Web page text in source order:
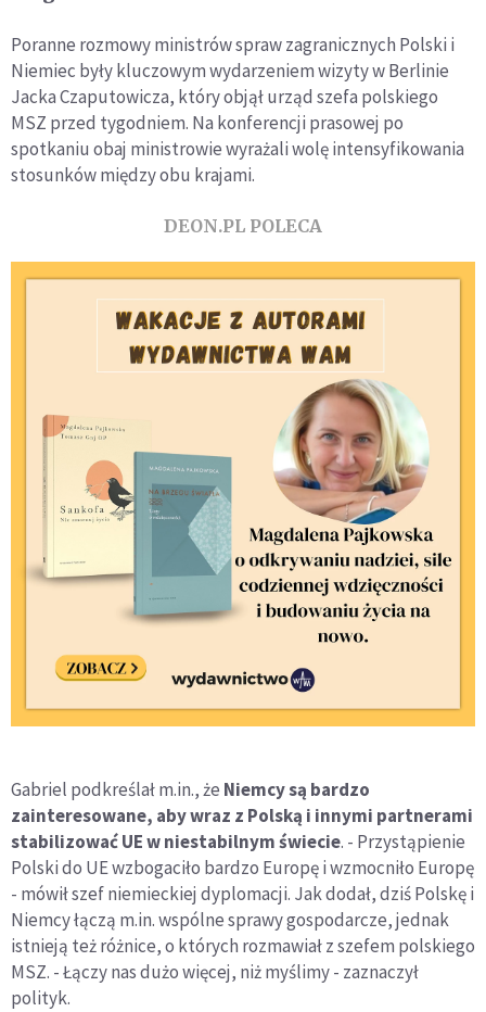
Poranne rozmowy ministrów spraw zagranicznych Polski i
Niemiec były kluczowym wydarzeniem wizyty w Berlinie
Jacka Czaputowicza, który objął urząd szefa polskiego
MSZ przed tygodniem. Na konferencji prasowej po
spotkaniu obaj ministrowie wyrażali wolę intensyfikowania
stosunków między obu krajami.
DEON.PL POLECA
Gabriel podkreślał m.in., że Niemcy są bardzo
zainteresowane, aby wraz z Polską i innymi partnerami
stabilizować UE w niestabilnym świecie. - Przystąpienie
Polski do UE wzbogaciło bardzo Europę i wzmocniło Europę
- mówił szef niemieckiej dyplomacji. Jak dodał, dziś Polskę i
Niemcy łączą m.in. wspólne sprawy gospodarcze, jednak
istnieją też różnice, o których rozmawiał z szefem polskiego
MSZ. - Łączy nas dużo więcej, niż myślimy - zaznaczył
polityk.